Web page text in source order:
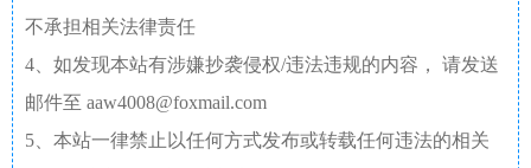
不承担相关法律责任
4、如发现本站有涉嫌抄袭侵权/违法违规的内容， 请发送
邮件至 aaw4008@foxmail.com
5、本站一律禁止以任何方式发布或转载任何违法的相关